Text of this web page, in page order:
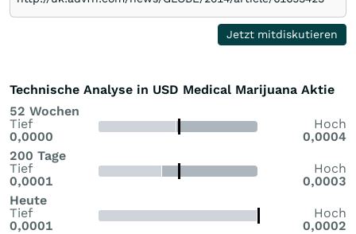
Jetzt mitdiskutieren
Technische Analyse in USD Medical Marijuana Aktie
52 Wochen
Tief
0,0000
Hoch
0,0004
200 Tage
Tief
0,0001
Hoch
0,0003
Heute
Tief
0,0001
Hoch
0,0002